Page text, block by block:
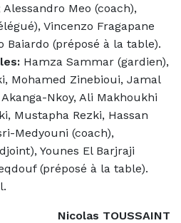
Meo (coach),
Vincenzo Fragapane
Baiardo (préposé à la table).
Hamza Sammar (gardien),
Mohamed Zinebioui, Jamal
Nkoy, Ali Makhoukhi
Mustapha Rezki, Hassan
Medyouni (coach),
Younes El Barjraji
(préposé à la table).
Nicolas TOUSSAINT